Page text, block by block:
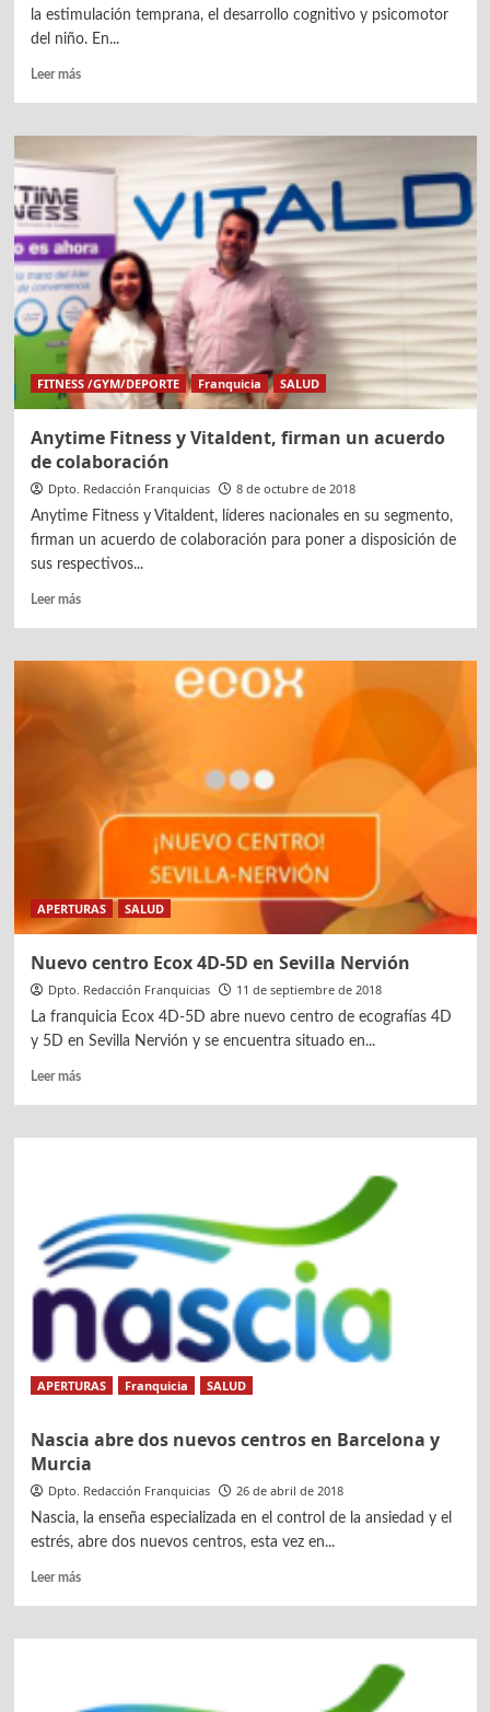
la estimulación temprana, el desarrollo cognitivo y psicomotor
del niño. En...
Leer másLeer
Splash
Spa,
centro
de
estimulación
acuática
para
bebés
FITNESS /GYM/DEPORTE Franquicia SALUD
Anytime Fitness y Vitaldent, firman un acuerdo
de colaboración
Dpto. Redacción Franquicias 8 de octubre de 2018
Anytime Fitness y Vitaldent, líderes nacionales en su segmento,
firman un acuerdo de colaboración para poner a disposición de
sus respectivos...
Leer másLeer
Anytime
colaboración
APERTURAS SALUD
Nuevo centro Ecox 4D-5D en Sevilla Nervión
Dpto. Redacción Franquicias 11 de septiembre de 2018
La franquicia Ecox 4D-5D abre nuevo centro de ecografías 4D
y 5D en Sevilla Nervión y se encuentra situado en...
Leer másLeer
Nuevo
5D
en
Sevilla
APERTURAS Franquicia SALUD
Nascia abre dos nuevos centros en Barcelona y
Murcia
Dpto. Redacción Franquicias 26 de abril de 2018
Nascia, la enseña especializada en el control de la ansiedad y el
estrés, abre dos nuevos centros, esta vez en...
Leer másLeer
Nascia